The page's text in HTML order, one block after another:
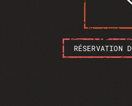
RÉSERVATION